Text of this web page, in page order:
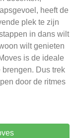
heeft de
plek te zijn
in dans wilt
wilt genieten
is de ideale
Dus trek
door de ritmes